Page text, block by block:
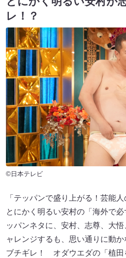
レ！？
©日本テレビ
「テッパンで盛り上がる！芸能
とにかく明るい安村の「海外で
ッパンネタに、安村、志尊、大
ャレンジするも、思い通りに動
ブチギレ！ オダウエダの「植田